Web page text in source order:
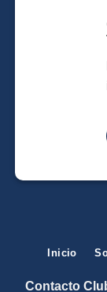
Contacto
Inicio